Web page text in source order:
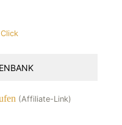
(Affiliate-Link)